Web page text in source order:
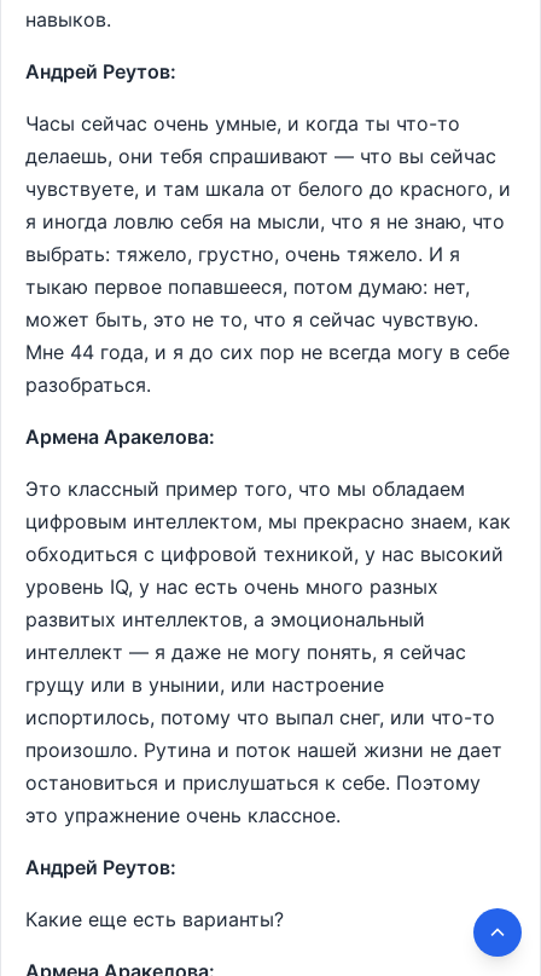
навыков.
Андрей Реутов:
Часы сейчас очень умные, и когда ты что-то
делаешь, они тебя спрашивают — что вы сейчас
чувствуете, и там шкала от белого до красного, и
я иногда ловлю себя на мысли, что я не знаю, что
выбрать: тяжело, грустно, очень тяжело. И я
тыкаю первое попавшееся, потом думаю: нет,
может быть, это не то, что я сейчас чувствую.
Мне 44 года, и я до сих пор не всегда могу в себе
разобраться.
Армена Аракелова:
Это классный пример того, что мы обладаем
цифровым интеллектом, мы прекрасно знаем, как
обходиться с цифровой техникой, у нас высокий
уровень IQ, у нас есть очень много разных
развитых интеллектов, а эмоциональный
интеллект — я даже не могу понять, я сейчас
грущу или в унынии, или настроение
испортилось, потому что выпал снег, или что-то
произошло. Рутина и поток нашей жизни не дает
остановиться и прислушаться к себе. Поэтому
это упражнение очень классное.
Андрей Реутов:
Какие еще есть варианты?
Армена Аракелова: